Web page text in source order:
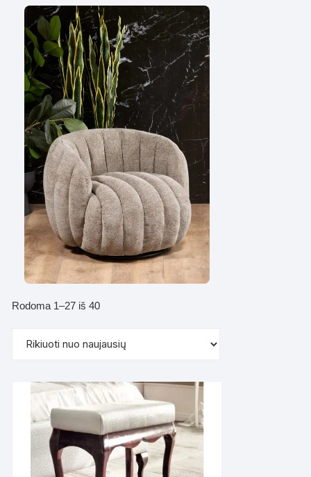
Rodoma 1–27 iš 40Rūšiuojama
naujausią